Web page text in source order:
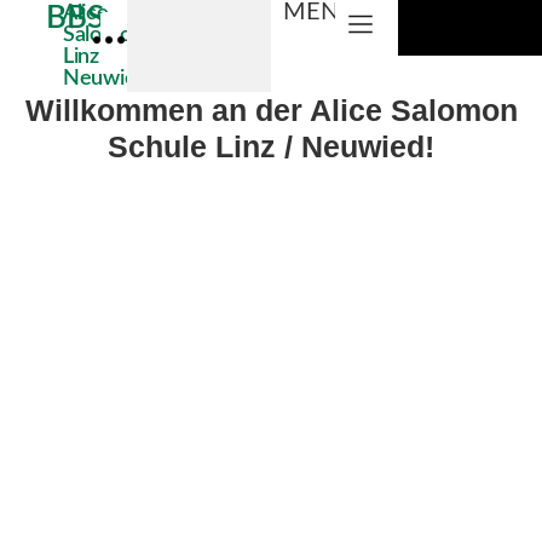
BBS
Alice
Salomon
Linz
Neuwied
MENÜ
Willkommen an der Alice Salomon
Schule Linz / Neuwied!